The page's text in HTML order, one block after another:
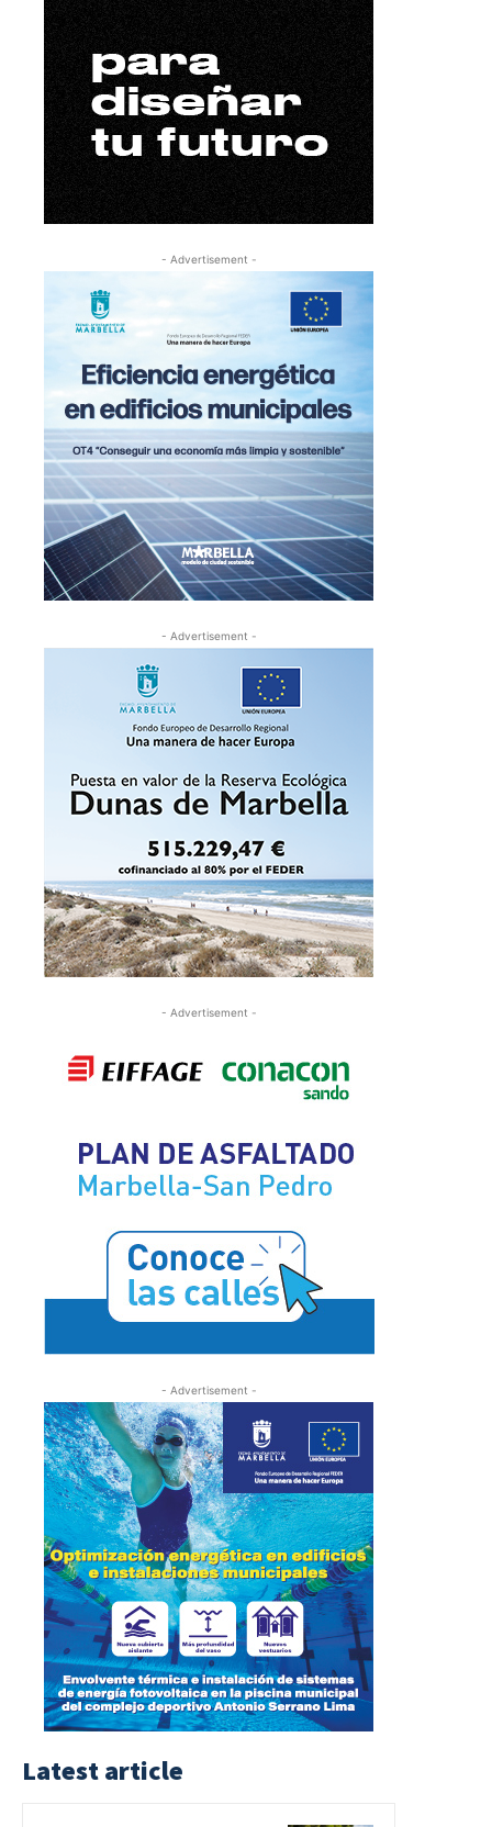
- Advertisement -
- Advertisement -
- Advertisement -
- Advertisement -
Latest article